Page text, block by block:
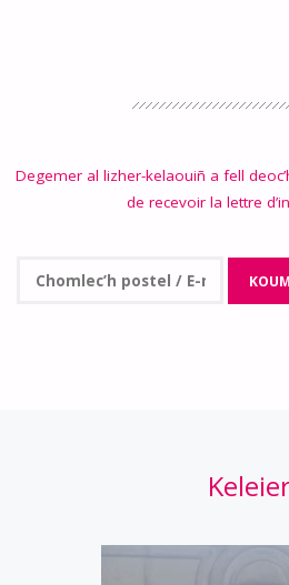
Degemer al lizher-kelaouiñ a fell
de recevoir la lettre